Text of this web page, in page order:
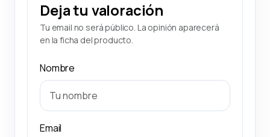
Deja tu valoración
Tu email no será público. La opinión aparecerá
en la ficha del producto.
Nombre
Email